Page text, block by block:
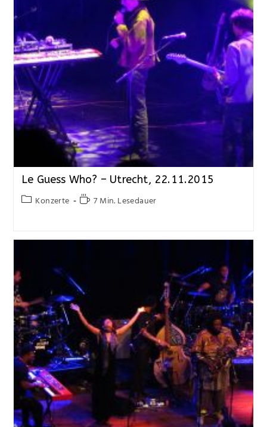
Le Guess Who? – Utrecht, 22.11.2015
Konzerte 7 Min. Lesedauer